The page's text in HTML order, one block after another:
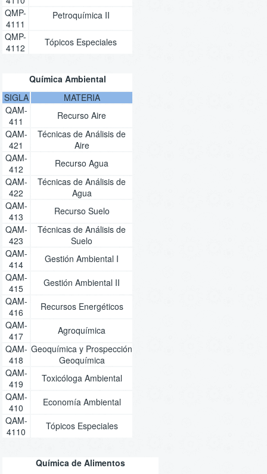
QMP-
4111
Petroquímica II
QMP-
4112
Tópicos Especiales
Química Ambiental
SIGLA
MATERIA
QAM-
411
Recurso Aire
QAM-
421
Técnicas de Análisis de
Aire
QAM-
412
Recurso Agua
QAM-
422
Técnicas de Análisis de
Agua
QAM-
413
Recurso Suelo
QAM-
423
Técnicas de Análisis de
Suelo
QAM-
414
Gestión Ambiental I
QAM-
415
Gestión Ambiental II
QAM-
416
Recursos Energéticos
QAM-
417
Agroquímica
QAM-
418
Geoquímica y Prospección
Geoquímica
QAM-
419
Toxicóloga Ambiental
QAM-
410
Economía Ambiental
QAM-
4110
Tópicos Especiales
Química de Alimentos